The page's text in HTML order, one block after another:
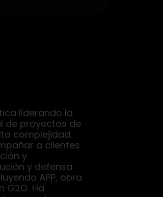
liderando la
de proyectos de
complejidad.
a clientes
y
y defensa
APP, obra
G2G. Ha